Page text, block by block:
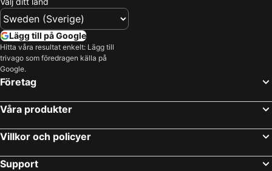
Lägg till på Google
Hitta våra resultat enkelt: Lägg till
trivago som föredragen källa på
Google.
Företag
Våra produkter
Villkor och policyer
Support